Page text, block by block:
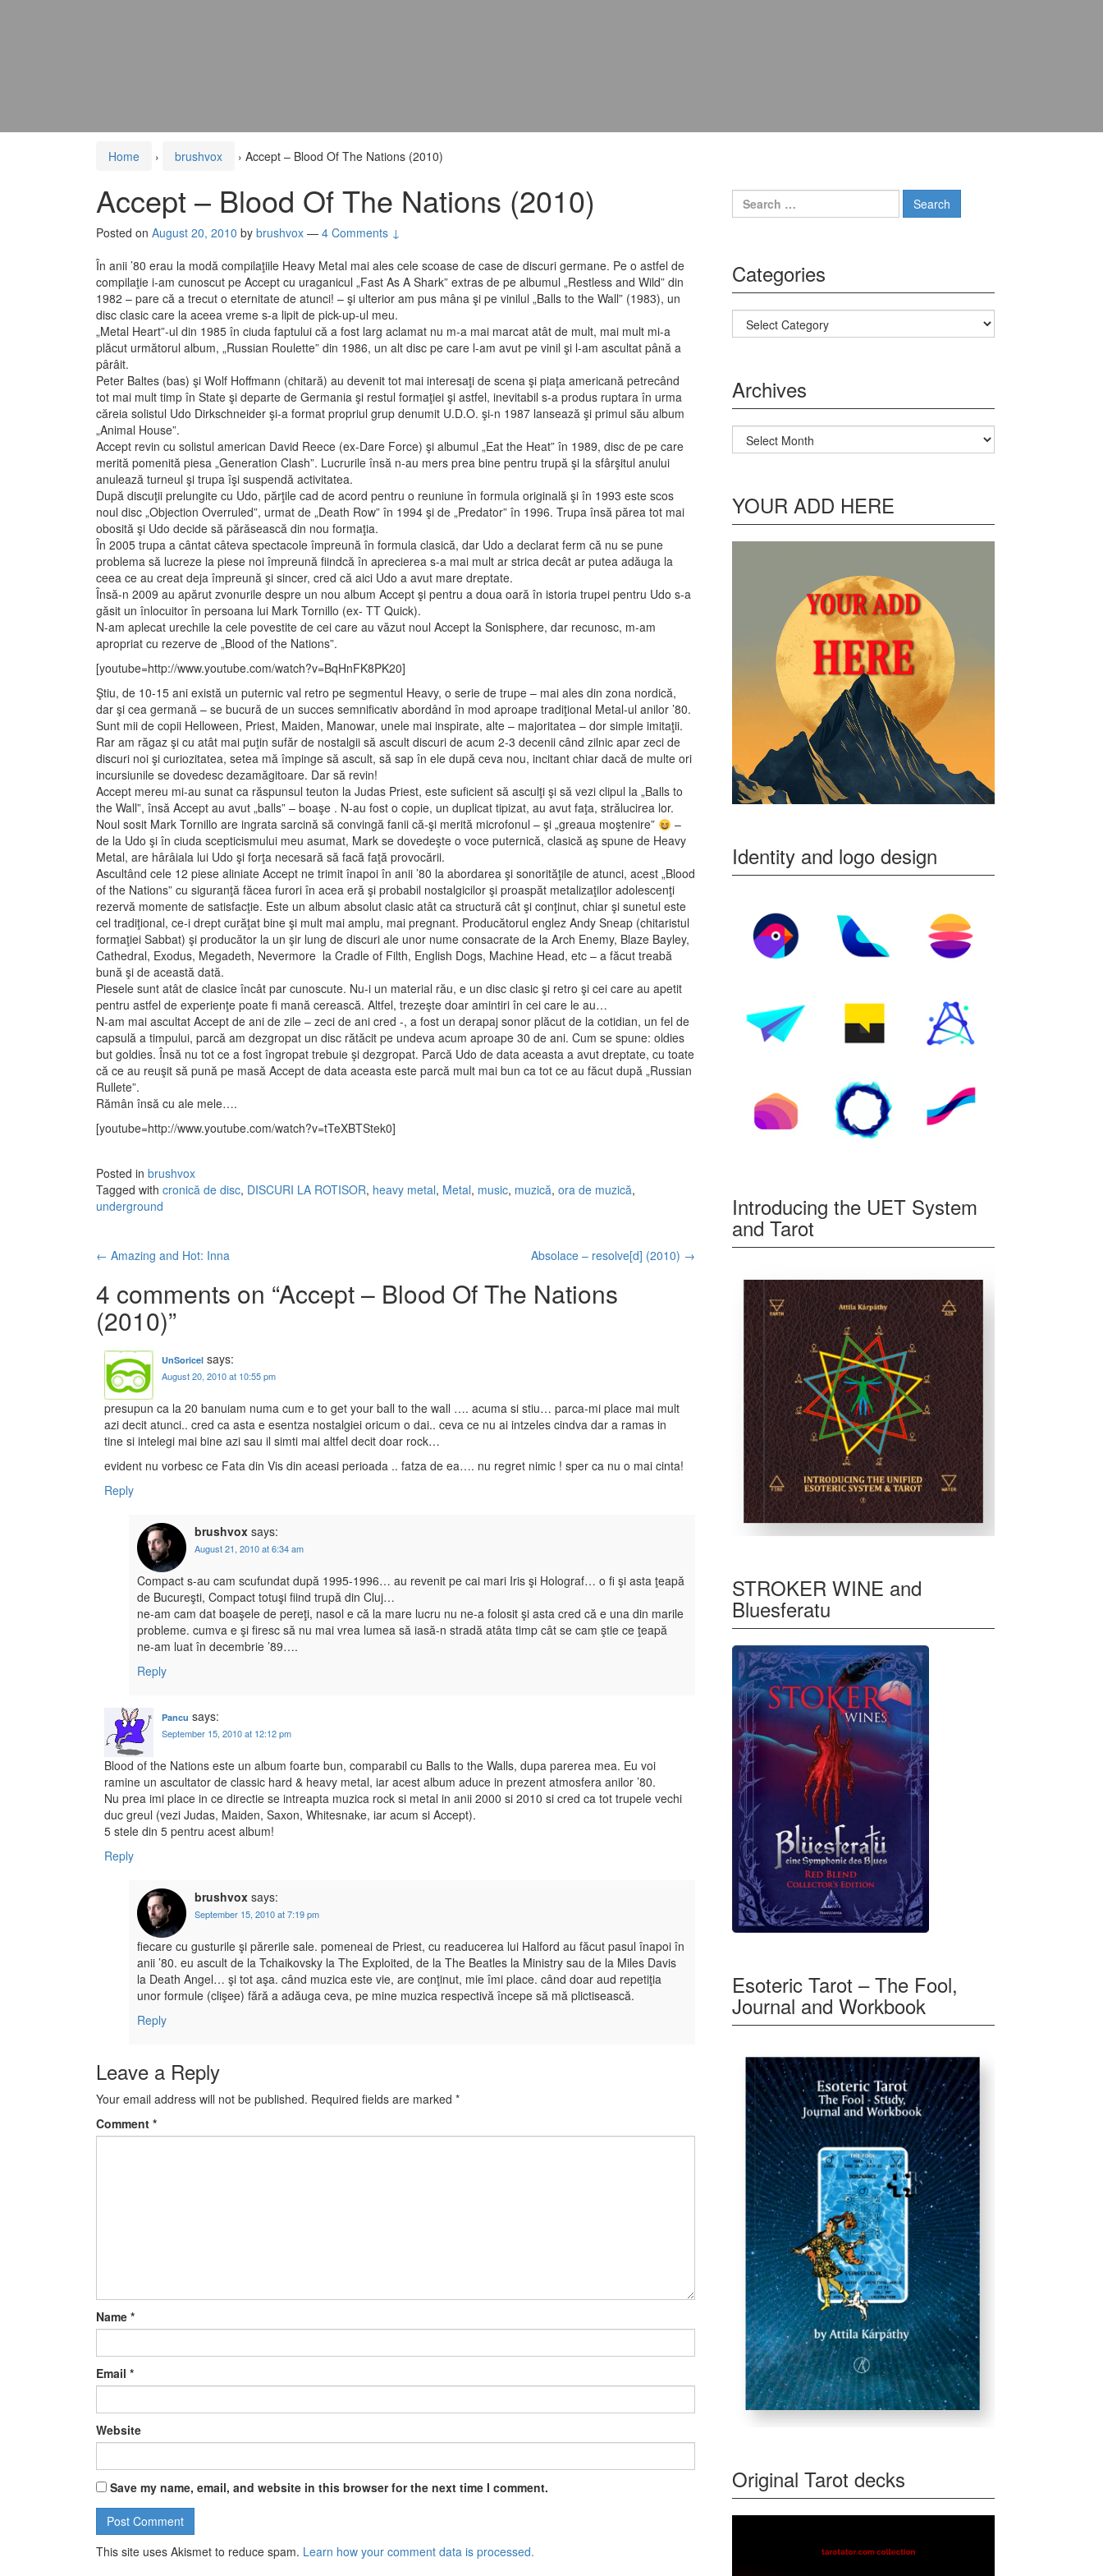
Home › brushvox › Accept – Blood Of The Nations (2010)
Accept – Blood Of The Nations (2010)
Posted on August 20, 2010 by brushvox — 4 Comments ↓
În anii ’80 erau la modă compilaţiile Heavy Metal mai ales cele scoase de case de discuri germane. Pe o astfel de
compilaţie i-am cunoscut pe Accept cu uraganicul „Fast As A Shark” extras de pe albumul „Restless and Wild” din
1982 – pare că a trecut o eternitate de atunci! – şi ulterior am pus mâna şi pe vinilul „Balls to the Wall” (1983), un
disc clasic care la aceea vreme s-a lipit de pick-up-ul meu.
„Metal Heart”-ul din 1985 în ciuda faptului că a fost larg aclamat nu m-a mai marcat atât de mult, mai mult mi-a
plăcut următorul album, „Russian Roulette” din 1986, un alt disc pe care l-am avut pe vinil şi l-am ascultat până a
pârâit.
Peter Baltes (bas) şi Wolf Hoffmann (chitară) au devenit tot mai interesaţi de scena şi piaţa americană petrecând
tot mai mult timp în State şi departe de Germania şi restul formaţiei şi astfel, inevitabil s-a produs ruptara în urma
căreia solistul Udo Dirkschneider şi-a format propriul grup denumit U.D.O. şi-n 1987 lansează şi primul său album
„Animal House”.
Accept revin cu solistul american David Reece (ex-Dare Force) şi albumul „Eat the Heat” în 1989, disc de pe care
merită pomenită piesa „Generation Clash”. Lucrurile însă n-au mers prea bine pentru trupă şi la sfârşitul anului
anulează turneul şi trupa îşi suspendă activitatea.
După discuţii prelungite cu Udo, părţile cad de acord pentru o reuniune în formula originală şi în 1993 este scos
noul disc „Objection Overruled”, urmat de „Death Row” în 1994 şi de „Predator” în 1996. Trupa însă părea tot mai
obosită şi Udo decide să părăsească din nou formaţia.
În 2005 trupa a cântat câteva spectacole împreună în formula clasică, dar Udo a declarat ferm că nu se pune
problema să lucreze la piese noi împreună fiindcă în aprecierea s-a mai mult ar strica decât ar putea adăuga la
ceea ce au creat deja împreună şi sincer, cred că aici Udo a avut mare dreptate.
Însă-n 2009 au apărut zvonurile despre un nou album Accept şi pentru a doua oară în istoria trupei pentru Udo s-a
găsit un înlocuitor în persoana lui Mark Tornillo (ex- TT Quick).
N-am aplecat urechile la cele povestite de cei care au văzut noul Accept la Sonisphere, dar recunosc, m-am
apropriat cu rezerve de „Blood of the Nations”.
[youtube=http://www.youtube.com/watch?v=BqHnFK8PK20]
Ştiu, de 10-15 ani există un puternic val retro pe segmentul Heavy, o serie de trupe – mai ales din zona nordică,
dar şi cea germană – se bucură de un succes semnificativ abordând în mod aproape tradiţional Metal-ul anilor ’80.
Sunt mii de copii Helloween, Priest, Maiden, Manowar, unele mai inspirate, alte – majoritatea – dor simple imitaţii.
Rar am răgaz şi cu atât mai puţin sufăr de nostalgii să ascult discuri de acum 2-3 decenii când zilnic apar zeci de
discuri noi şi curiozitatea, setea mă împinge să ascult, să sap în ele după ceva nou, incitant chiar dacă de multe ori
incursiunile se dovedesc dezamăgitoare. Dar să revin!
Accept mereu mi-au sunat ca răspunsul teuton la Judas Priest, este suficient să asculţi şi să vezi clipul la „Balls to
the Wall”, însă Accept au avut „balls” – boaşe . N-au fost o copie, un duplicat tipizat, au avut faţa, strălucirea lor.
Noul sosit Mark Tornillo are ingrata sarcină să convingă fanii că-şi merită microfonul – şi „greaua moştenire”
–
de la Udo şi în ciuda scepticismului meu asumat, Mark se dovedeşte o voce puternică, clasică aş spune de Heavy
Metal, are hârâiala lui Udo şi forţa necesară să facă faţă provocării.
Ascultând cele 12 piese aliniate Accept ne trimit înapoi în anii ’80 la abordarea şi sonorităţile de atunci, acest „Blood
of the Nations” cu siguranţă făcea furori în acea eră şi probabil nostalgicilor şi proaspăt metalizaţilor adolescenţi
rezervă momente de satisfacţie. Este un album absolut clasic atât ca structură cât şi conţinut, chiar şi sunetul este
cel tradiţional, ce-i drept curăţat bine şi mult mai amplu, mai pregnant. Producătorul englez Andy Sneap (chitaristul
formaţiei Sabbat) şi producător la un şir lung de discuri ale unor nume consacrate de la Arch Enemy, Blaze Bayley,
Cathedral, Exodus, Megadeth, Nevermore la Cradle of Filth, English Dogs, Machine Head, etc – a făcut treabă
bună şi de această dată.
Piesele sunt atât de clasice încât par cunoscute. Nu-i un material rău, e un disc clasic şi retro şi cei care au apetit
pentru astfel de experienţe poate fi mană cerească. Altfel, trezeşte doar amintiri în cei care le au…
N-am mai ascultat Accept de ani de zile – zeci de ani cred -, a fost un derapaj sonor plăcut de la cotidian, un fel de
capsulă a timpului, parcă am dezgropat un disc rătăcit pe undeva acum aproape 30 de ani. Cum se spune: oldies
but goldies. Însă nu tot ce a fost îngropat trebuie şi dezgropat. Parcă Udo de data aceasta a avut dreptate, cu toate
că ce au reuşit să pună pe masă Accept de data aceasta este parcă mult mai bun ca tot ce au făcut după „Russian
Rullete”.
Rămân însă cu ale mele….
[youtube=http://www.youtube.com/watch?v=tTeXBTStek0]
Posted in brushvox
Tagged with cronică de disc, DISCURI LA ROTISOR, heavy metal, Metal, music, muzică, ora de muzică,
underground
Post navigation
← Amazing and Hot: Inna Absolace – resolve[d] (2010) →
4 comments on “Accept – Blood Of The Nations
(2010)”
UnSoricel says:
August 20, 2010 at 10:55 pm
presupun ca la 20 banuiam numa cum e to get your ball to the wall …. acuma si stiu… parca-mi place mai mult
azi decit atunci.. cred ca asta e esentza nostalgiei oricum o dai.. ceva ce nu ai intzeles cindva dar a ramas in
tine si intelegi mai bine azi sau il simti mai altfel decit doar rock…
evident nu vorbesc ce Fata din Vis din aceasi perioada .. fatza de ea…. nu regret nimic ! sper ca nu o mai cinta!
Reply
brushvox says:
August 21, 2010 at 6:34 am
Compact s-au cam scufundat după 1995-1996… au revenit pe cai mari Iris şi Holograf… o fi şi asta ţeapă
de Bucureşti, Compact totuşi fiind trupă din Cluj…
ne-am cam dat boaşele de pereţi, nasol e că la mare lucru nu ne-a folosit şi asta cred că e una din marile
probleme. cumva e şi firesc să nu mai vrea lumea să iasă-n stradă atâta timp cât se cam ştie ce ţeapă
ne-am luat în decembrie ’89….
Reply
Pancu says:
September 15, 2010 at 12:12 pm
Blood of the Nations este un album foarte bun, comparabil cu Balls to the Walls, dupa parerea mea. Eu voi
ramine un ascultator de classic hard & heavy metal, iar acest album aduce in prezent atmosfera anilor ’80.
Nu prea imi place in ce directie se intreapta muzica rock si metal in anii 2000 si 2010 si cred ca tot trupele vechi
duc greul (vezi Judas, Maiden, Saxon, Whitesnake, iar acum si Accept).
5 stele din 5 pentru acest album!
Reply
brushvox says:
September 15, 2010 at 7:19 pm
fiecare cu gusturile şi părerile sale. pomeneai de Priest, cu readucerea lui Halford au făcut pasul înapoi în
anii ’80. eu ascult de la Tchaikovsky la The Exploited, de la The Beatles la Ministry sau de la Miles Davis
la Death Angel… şi tot aşa. când muzica este vie, are conţinut, mie îmi place. când doar aud repetiţia
unor formule (clişee) fără a adăuga ceva, pe mine muzica respectivă începe să mă plictisească.
Reply
Leave a Reply
Your email address will not be published. Required fields are marked *
Comment *
Name *
Email *
Website
Save my name, email, and website in this browser for the next time I comment.
This site uses Akismet to reduce spam. Learn how your comment data is processed.
Search for:
Categories
Categories
Archives
Archives
YOUR ADD HERE
Identity and logo design
Introducing the UET System
and Tarot
STROKER WINE and
Bluesferatu
Esoteric Tarot – The Fool,
Journal and Workbook
Original Tarot decks